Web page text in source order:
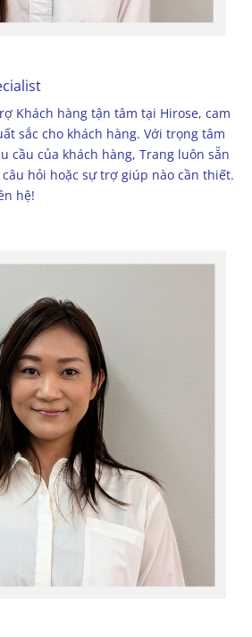
Khách hàng tận tâm tại Hirose, cam
sắc cho khách hàng. Với trọng tâm
cầu của khách hàng, Trang luôn sẵn
hỏi hoặc sự trợ giúp nào cần thiết.
hệ!